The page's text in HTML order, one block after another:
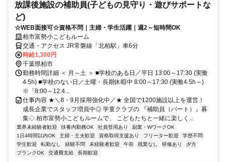
放課後施設の補助員(子どもの見守り・遊びサポートな
ど)
☆WEB面接可☆資格不問｜主婦・学生活躍｜週2～短時間OK
柏市富勢小こどもルーム
交通・アクセス JR常磐線「北柏駅」車6分
時給1,300円
千葉県柏市
勤務時間詳細 ＜ 月～土 ＞ ■学校のある日／平日 13:00～17:30 (実働
4.5h) ■学校のない日／土曜・長期休暇中 8:00～17:30 (実働4.5h～)
※「8:00～12:4...
仕事内容 ★＼8・9月採用強化中／★ 全国で1200施設以上を運営！
成長企業でスタッフ増員中◎ 学童クラブの 『補助員（パート）』募
集◇ 柏市富勢小こどもルームで、 こどもたちと一緒に楽しく...
業界未経験者歓迎 扶養内勤務OK 社員登用あり
副業・WワークOK
1日4時間以内OK
主婦・主夫歓迎 資格取得支援あり フリーター歓迎
学歴不問
学生歓迎
転勤なし 経験不問 未経験者歓迎 午前 残業なし 研修あり
夕方
ブランクOK
交通費支給 長期歓迎